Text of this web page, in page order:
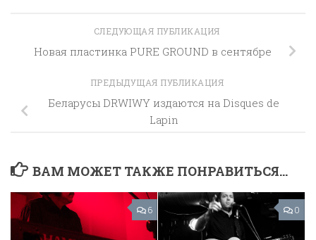
СЛЕДУЮЩАЯ ПУБЛИКАЦИЯ
Новая пластинка PURE GROUND в сентябре
ПРЕДЫДУЩАЯ ПУБЛИКАЦИЯ
Беларусы DRWIWY издаются на Disques de
Lapin
ВАМ МОЖЕТ ТАКЖЕ ПОНРАВИТЬСЯ...
6 0